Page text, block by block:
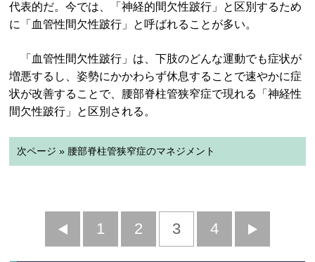
代表的だ。今では、「神経的間欠性跛行」と区別するため
に「血管性間欠性跛行」と呼ばれることが多い。
「血管性間欠性跛行」は、下肢のどんな運動でも症状が
増悪するし、姿勢にかかわらず休息することで速やかに症
状が改善することで、腰部脊柱管狭窄症で現れる「神経性
間欠性跛行」と区別される。
次ページ » 腰部脊柱管狭窄症のマネジメント
前
1 2 3 4